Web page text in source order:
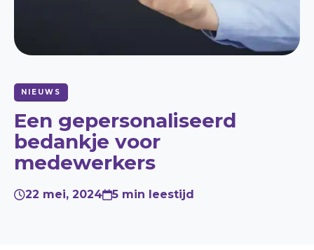
Alle momenten
Vacatures
Contact
Giftcard verzilveren
NIEUWS
Een gepersonaliseerd
bedankje voor
medewerkers
22 mei, 2024 5 min leestijd